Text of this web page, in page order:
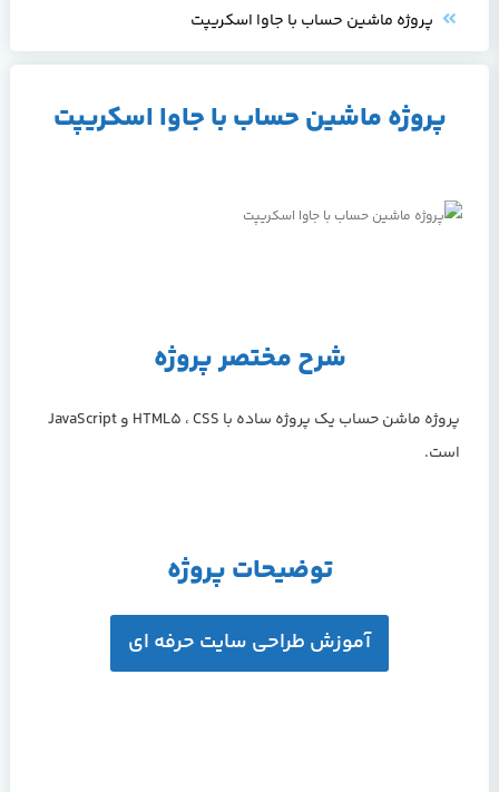
پروژه ماشین حساب با جاوا اسکریپت
پروژه ماشین حساب با جاوا اسکریپت
شرح مختصر پروژه
پروژه ماشن حساب یک پروژه ساده با HTML5 ، CSS و JavaScript
است.
توضیحات پروژه
آموزش طراحی سایت حرفه ای